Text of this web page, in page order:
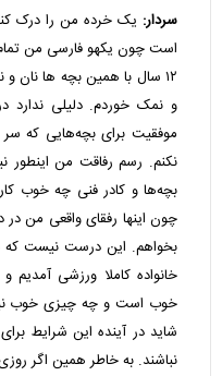
سردار: یک خرده من را درک
است چون یکهو فارسی من
۱۲ سال با همین بچه ها نان
و نمک خوردم. دلیلی ندارد
موفقیت برای بچه‌هایی که
نکنم. رسم رفاقت من
بچه‌ها و کادر فنی چه خوب
چون اینها رفقای واقعی من در
بخواهم. این درست نیست که
خانواده کاملا ورزشی
خوب است و چه چیزی خوب
شاید در آینده این شرایط
نباشند. به خاطر همین اگر